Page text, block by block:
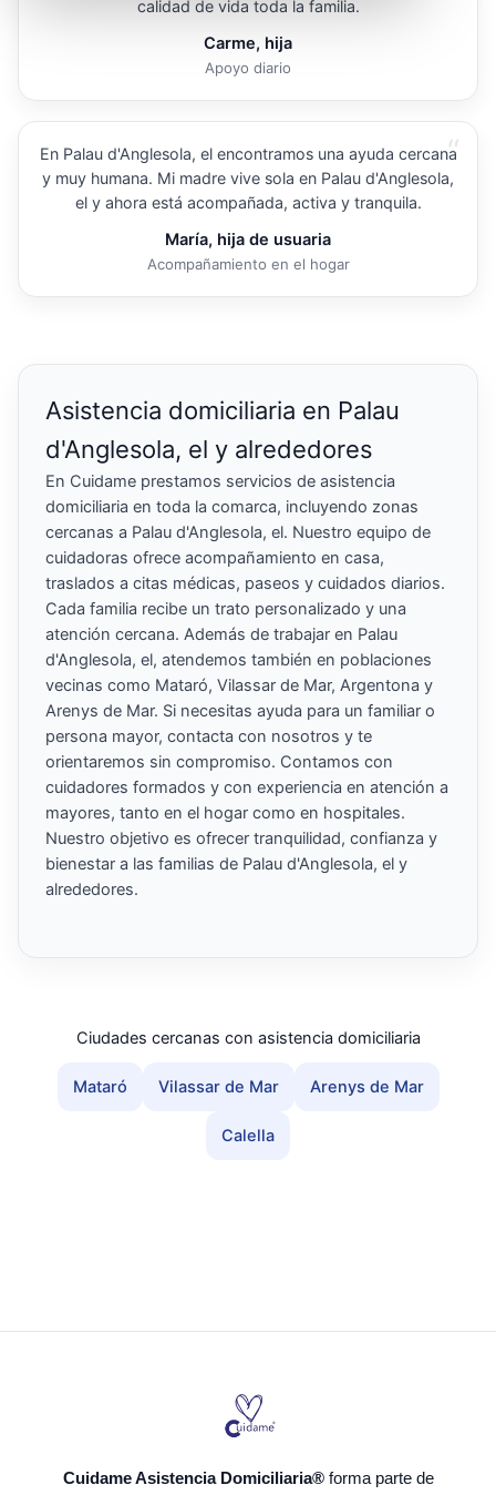
calidad de vida toda la familia.
Carme, hija
Apoyo diario
“
En Palau d'Anglesola, el encontramos una ayuda cercana
y muy humana. Mi madre vive sola en Palau d'Anglesola,
el y ahora está acompañada, activa y tranquila.
María, hija de usuaria
Acompañamiento en el hogar
Asistencia domiciliaria en Palau
d'Anglesola, el y alrededores
En Cuidame prestamos servicios de asistencia
domiciliaria en toda la comarca, incluyendo zonas
cercanas a Palau d'Anglesola, el. Nuestro equipo de
cuidadoras ofrece acompañamiento en casa,
traslados a citas médicas, paseos y cuidados diarios.
Cada familia recibe un trato personalizado y una
atención cercana. Además de trabajar en Palau
d'Anglesola, el, atendemos también en poblaciones
vecinas como Mataró, Vilassar de Mar, Argentona y
Arenys de Mar. Si necesitas ayuda para un familiar o
persona mayor, contacta con nosotros y te
orientaremos sin compromiso. Contamos con
cuidadores formados y con experiencia en atención a
mayores, tanto en el hogar como en hospitales.
Nuestro objetivo es ofrecer tranquilidad, confianza y
bienestar a las familias de Palau d'Anglesola, el y
alrededores.
Ciudades cercanas con asistencia domiciliaria
Mataró Vilassar de Mar Arenys de Mar
Calella
Cuidame Asistencia Domiciliaria®forma parte de